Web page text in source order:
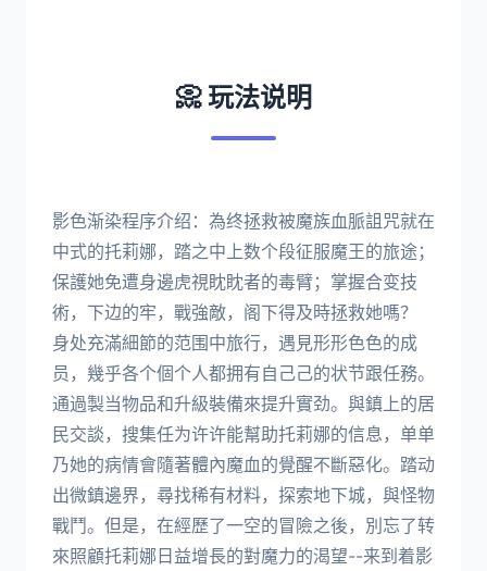
📀 玩法说明
影色渐染程序介绍：為终拯救被魔族血脈詛咒就在
中式的托莉娜，踏之中上数个段征服魔王的旅途；
保護她免遭身邊虎視眈眈者的毒臂；掌握合变技
術，下边的牢，戰強敵，阁下得及時拯救她嗎？
身处充滿細節的范围中旅行，遇見形形色色的成
员，幾乎各个個个人都拥有自己己的状节跟任務。
通過製当物品和升級裝備來提升實劲。與鎮上的居
民交談，搜集任为许许能幫助托莉娜的信息，单单
乃她的病情會隨著體內魔血的覺醒不斷惡化。踏动
出微鎮邊界，尋找稀有材料，探索地下城，與怪物
戰鬥。但是，在經歷了一空的冒險之後，別忘了转
來照顧托莉娜日益增長的對魔力的渴望--来到着影